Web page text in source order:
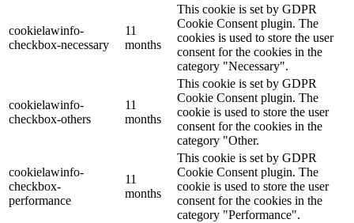
cookielawinfo-
checkbox-necessary
11
months
This cookie is set by GDPR
Cookie Consent plugin. The
cookies is used to store the user
consent for the cookies in the
category "Necessary".
cookielawinfo-
checkbox-others
11
months
This cookie is set by GDPR
Cookie Consent plugin. The
cookie is used to store the user
consent for the cookies in the
category "Other.
cookielawinfo-
checkbox-
performance
11
months
This cookie is set by GDPR
Cookie Consent plugin. The
cookie is used to store the user
consent for the cookies in the
category "Performance".